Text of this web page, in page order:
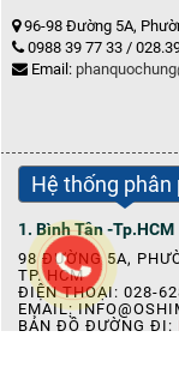
96-98 Đường 5A,
0988 39 77 33 /
Email:
Hệ thống phân
1. Bình Tân -Tp.HCM
98 ĐƯỜNG 5A,
TP. HCM
ĐIỆN THOẠI: 028-
EMAIL:
BẢN ĐỒ ĐƯỜNG ĐI: